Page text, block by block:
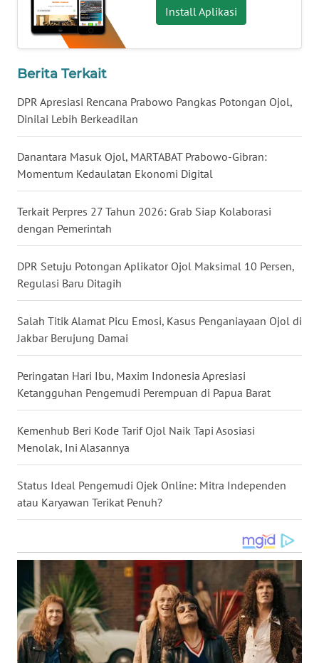
Install Aplikasi
Berita Terkait
DPR Apresiasi Rencana Prabowo Pangkas Potongan Ojol,
Dinilai Lebih Berkeadilan
Danantara Masuk Ojol, MARTABAT Prabowo-Gibran:
Momentum Kedaulatan Ekonomi Digital
Terkait Perpres 27 Tahun 2026: Grab Siap Kolaborasi
dengan Pemerintah
DPR Setuju Potongan Aplikator Ojol Maksimal 10 Persen,
Regulasi Baru Ditagih
Salah Titik Alamat Picu Emosi, Kasus Penganiayaan Ojol di
Jakbar Berujung Damai
Peringatan Hari Ibu, Maxim Indonesia Apresiasi
Ketangguhan Pengemudi Perempuan di Papua Barat
Kemenhub Beri Kode Tarif Ojol Naik Tapi Asosiasi
Menolak, Ini Alasannya
Status Ideal Pengemudi Ojek Online: Mitra Independen
atau Karyawan Terikat Penuh?
WN
KALTARA
WN
KALSEL
WN
KALTIM
WN
SULSEL
WN
WN
SULUT
MALUKU
WN
MALUT
WN
DAIRI
WN
DANAU
TOBA
WN
WN
LANGKAT